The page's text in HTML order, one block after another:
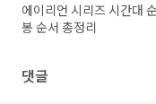
에이리언 시리즈 시간대
봉 순서 총정리
댓글